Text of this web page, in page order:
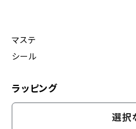
マステ
シール
ラッピング
選択